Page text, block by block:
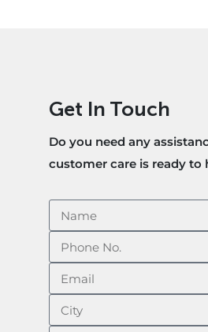
Get In Touch
Do you need any
customer care is ready to